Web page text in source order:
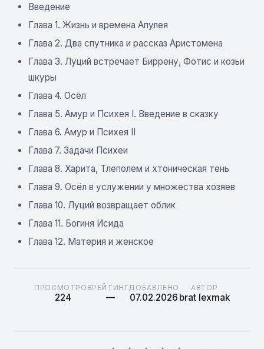
Введение
Глава 1. Жизнь и времена Апулея
Глава 2. Два спутника и рассказ Аристомена
Глава 3. Луций встречает Биррену, Фотис и козьи
шкуры
Глава 4. Осёл
Глава 5. Амур и Психея I. Введение в сказку
Глава 6. Амур и Психея II
Глава 7. Задачи Психеи
Глава 8. Харита, Тлеполем и хтоническая тень
Глава 9. Осёл в услужении у множества хозяев
Глава 10. Луций возвращает облик
Глава 11. Богиня Исида
Глава 12. Материя и женское ​
ПРОСМОТРОВ
224
РЕЙТИНГ
—
ДОБАВЛЕНО
07.02.2026
АВТОР
brat lexmak